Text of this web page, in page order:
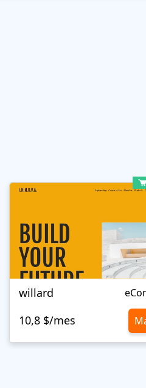
willard
10,8 $/mes